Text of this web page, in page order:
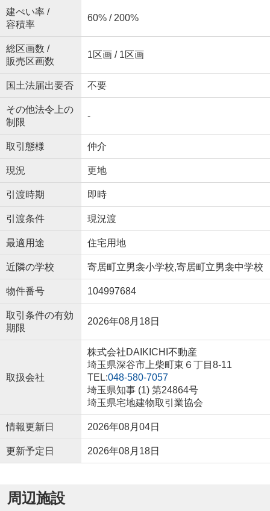
建ぺい率 /
容積率
60% / 200%
総区画数 /
販売区画数
1区画 / 1区画
国土法届出要否 不要
その他法令上の
制限
-
取引態様 仲介
現況 更地
引渡時期 即時
引渡条件 現況渡
最適用途 住宅用地
近隣の学校 寄居町立男衾小学校,寄居町立男衾中学校
物件番号 104997684
取引条件の有効
期限
2026年08月18日
取扱会社
株式会社DAIKICHI不動産
埼玉県深谷市上柴町東６丁目8-11
TEL:048-580-7057
埼玉県知事 (1) 第24864号
埼玉県宅地建物取引業協会
情報更新日 2026年08月04日
更新予定日 2026年08月18日
周辺施設